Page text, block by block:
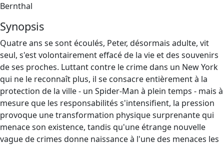
Bernthal
Synopsis
Quatre ans se sont écoulés, Peter, désormais adulte, vit
seul, s'est volontairement effacé de la vie et des souvenirs
de ses proches. Luttant contre le crime dans un New York
qui ne le reconnaît plus, il se consacre entièrement à la
protection de la ville - un Spider-Man à plein temps - mais à
mesure que les responsabilités s'intensifient, la pression
provoque une transformation physique surprenante qui
menace son existence, tandis qu'une étrange nouvelle
vague de crimes donne naissance à l'une des menaces les